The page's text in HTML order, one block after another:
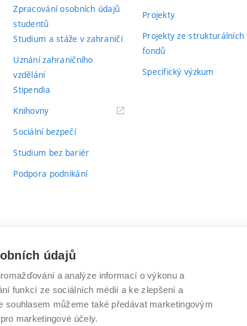
Zpracování osobních údajů
studentů
Studium a stáže v zahraničí
Uznání zahraničního
vzdělání
Stipendia
Knihovny(externí
Sociální bezpečí
Studium bez bariér
Podpora podnikání
Projekty
Projekty ze strukturálních
fondů
Specifický výzkum
VYSOKÉ UČENÍ TECHNICKÉ V BRNĚ
Antonínská 548/1
602 00 Brno
www.vut.cz
údajů
a analýze informací o výkonu a
funkcí ze sociálních médií a ke zlepšení a
souhlasem můžeme také předávat marketingovým
marketingové účely.